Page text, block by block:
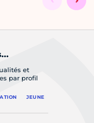
et
par profil
JEUNE